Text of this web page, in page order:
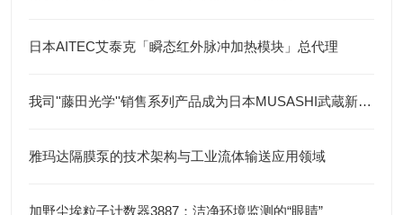
日本AITEC艾泰克「瞬态红外脉冲加热模块」总代理
我司''藤田光学''销售系列产品成为日本MUSASHI武蔵新的代理店
雅玛达隔膜泵的技术架构与工业流体输送应用领域
加野尘埃粒子计数器3887：洁净环境监测的“眼睛”